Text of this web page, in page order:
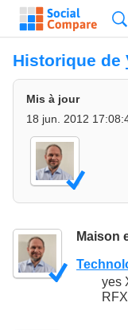
Historique de
Mis à jour
18 jun. 2012
Maison
yes